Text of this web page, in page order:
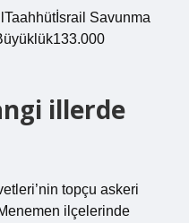
Savunma
illerde
topçu askeri
ilçelerinde